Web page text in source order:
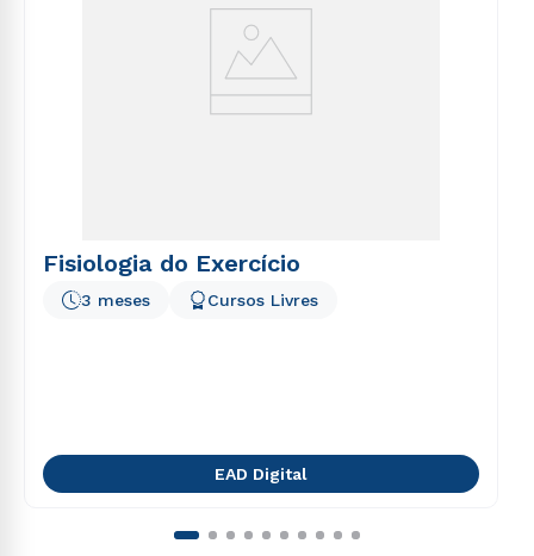
Fisiologia do Exercício
3 meses Cursos Livres
EAD Digital